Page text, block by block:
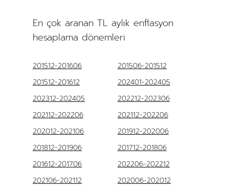
En çok aranan TL aylık enflasyon
hesaplama dönemleri
201512-201606
201506-201512
201512-201612
202401-202405
202312-202405
202212-202306
202112-202206
202112-202206
202012-202106
201912-202006
201812-201906
201712-201806
201612-201706
202206-202212
202106-202112
202006-202012